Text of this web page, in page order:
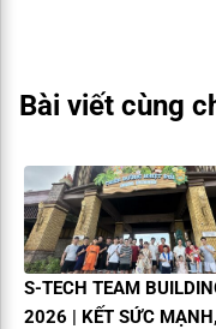
Bài viết cùng
S-TECH TEAM
2026 | KẾT SỨC